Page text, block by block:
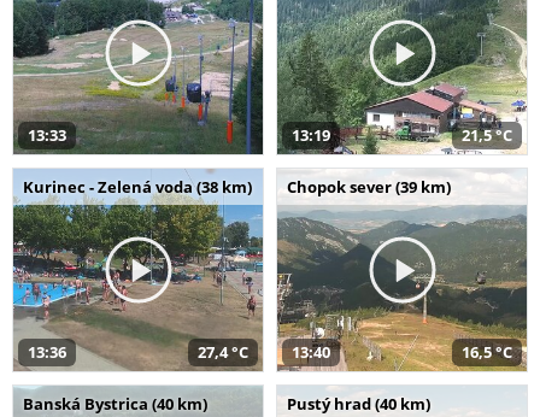
13:33 13:19 21,5 °C
Kurinec - Zelená voda (38 km)
13:36 27,4 °C
Chopok sever (39 km)
13:40 16,5 °C
Banská Bystrica (40 km) Pustý hrad (40 km)